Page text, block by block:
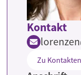
Kontakt
Zu